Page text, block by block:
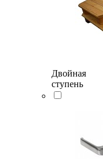
Двойная
ступень